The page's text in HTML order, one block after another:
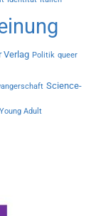
Verlag Politik queer
Science-
Young Adult